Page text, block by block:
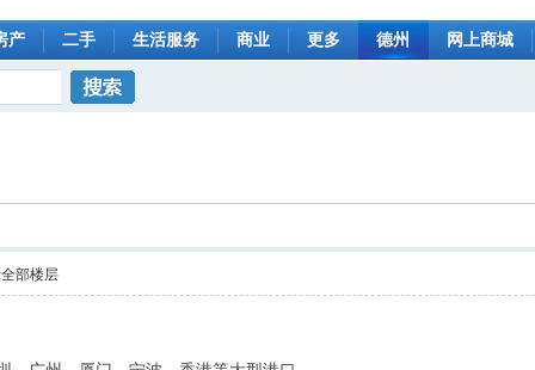
产 二手 生活服务 商业 更多 德州 网上商城
部楼层